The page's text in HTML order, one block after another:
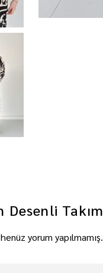
Desenli Takım
yorum yapılmamış.